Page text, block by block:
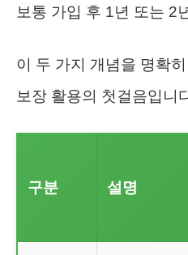
보통 가입 후 1년 또는 2
이 두 가지 개념을 명확
보장 활용의 첫걸음입니
구분 설명